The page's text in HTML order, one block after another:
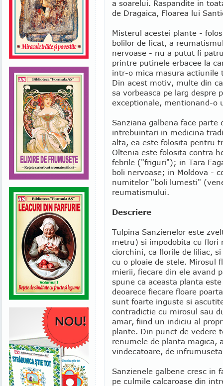
a soarelui. Raspandite in
de Dragaica, Floarea lui
Misterul acestei plante -
bolilor de ficat, a
nervoase - nu a putut fi
printre putinele erbacee la
intr-o mica masura actiunile
Din acest motiv, multe din
sa vorbeasca pe larg despre
exceptionale, mentionand-o
Sanziana galbena face
intrebuintari in medicina
alta, ea este folosita pentru
Oltenia este folosita contra
febrile ("friguri"); in Tara
boli nervoase; in Moldova -
numitelor "boli lumesti"
reumatismului.
Descriere
Tulpina Sanzienelor este
metru) si impodobita cu flori
ciorchini, ca florile de liliac,
cu o ploaie de stele. Mirosul
mierii, fiecare din ele avand
spune ca aceasta planta
deoarece fiecare floare
sunt foarte inguste si
contradictie cu mirosul sau
amar, fiind un indiciu al
plante. Din punct de vedere
renumele de planta magica,
vindecatoare, de
Sanzienele galbene cresc in
pe culmile calcaroase din